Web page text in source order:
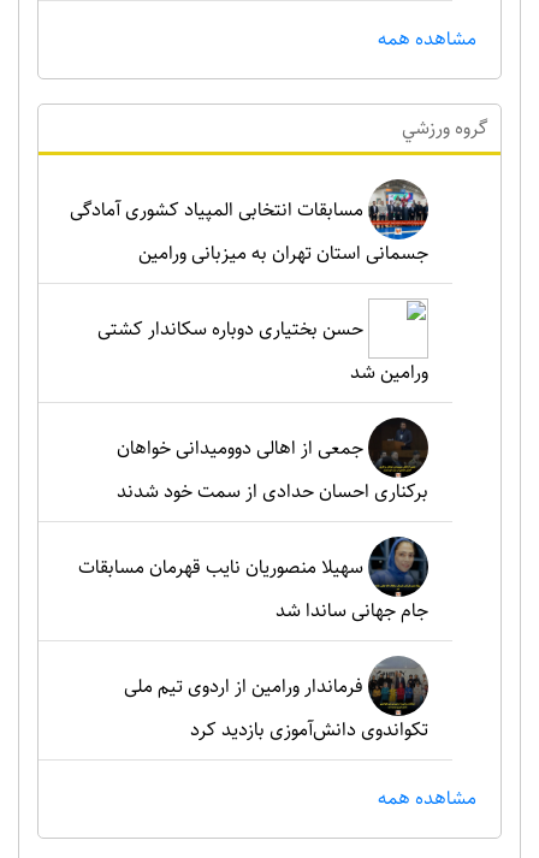
مشاهده همه
گروه ورزشي
مسابقات انتخابی المپیاد کشوری آمادگی
جسمانی استان تهران به میزبانی ورامین
حسن بختیاری دوباره سکاندار کشتی
ورامین شد
جمعی از اهالی دوومیدانی خواهان
برکناری احسان حدادی از سمت خود شدند
سهیلا منصوریان نایب قهرمان مسابقات
جام جهانی ساندا شد
فرماندار ورامین از اردوی تیم ملی
تکواندوی دانش‌آموزی بازدید کرد
مشاهده همه